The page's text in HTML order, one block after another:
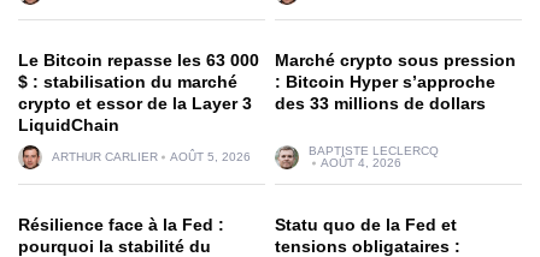
Le Bitcoin repasse les 63 000
$ : stabilisation du marché
crypto et essor de la Layer 3
LiquidChain
ARTHUR CARLIER AOÛT 5, 2026
Marché crypto sous pression
: Bitcoin Hyper s’approche
des 33 millions de dollars
BAPTISTE LECLERCQ
AOÛT 4, 2026
Résilience face à la Fed :
pourquoi la stabilité du
Statu quo de la Fed et
tensions obligataires :